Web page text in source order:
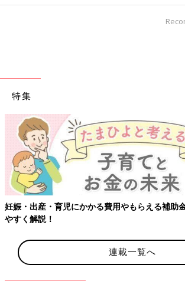
特集
妊娠・出産・育児にかかる費用やもらえる補助
やすく解説！
連載一覧へ